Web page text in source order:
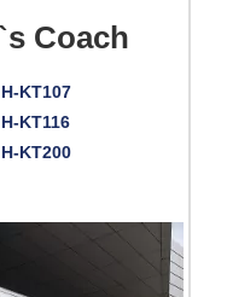
Coach
KT107
KT116
KT200